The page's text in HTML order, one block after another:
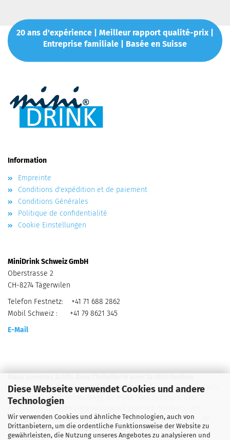
Diese Webseite verwendet Cookies und andere
Technologien
Wir verwenden Cookies und ähnliche Technologien, auch von
Drittanbietern, um die ordentliche Funktionsweise der Website zu
gewährleisten, die Nutzung unseres Angebotes zu analysieren und
20 ans d'expérience | Meilleur rapport qualité-prix |
Entreprise familiale | Basée en Suisse
Information
Empreinte
Conditions d'expédition et de paiement
Conditions Générales
Politique de confidentialité
Cookie Einstellungen
MiniDrink Schweiz GmbH
Oberstrasse 2
CH-8274 Tägerwilen
Telefon Festnetz: +41 71 688 2862
Mobil Schweiz : +41 79 8621 345
E-Mail
d'accessoires d'équipement depuis 20 ans.Nos produits incluent
des systèmes de verrouillage de porte, des minibars, des
miniatures scellées (des spiritueux) pour les minibars, des
coffres-forts, des accessoires électriques de salle de bain de
Starmix (sèche-cheveux, sèche-mains) et des miroirs